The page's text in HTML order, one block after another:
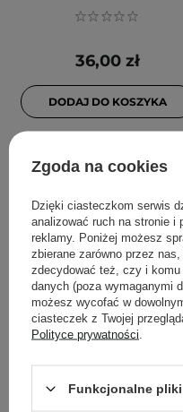
36,00 zł
DODAJ DO KOSZYKA
Transparent Lab - Scalp
Głowy - 50ml
Zgoda na cookies
Dzięki ciasteczkom serwis
analizować ruch na stronie i
reklamy. Poniżej możesz
zbierane zarówno przez
zdecydować też, czy i
danych (poza wymaganymi
możesz wycofać w
ciasteczek z Twojej
Polityce prywatności
Funkcjonalne